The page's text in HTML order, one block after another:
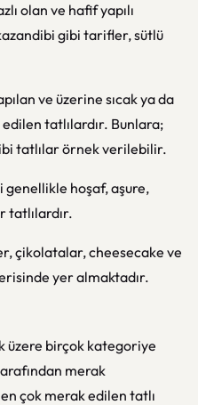
olan ve hafif yapılı
gibi tarifler, sütlü
ve üzerine sıcak ya da
tatlılardır. Bunlara;
tatlılar örnek verilebilir.
genellikle hoşaf, aşure,
tatlılardır.
çikolatalar, cheesecake ve
yer almaktadır.
üzere birçok kategoriye
merak
çok merak edilen tatlı